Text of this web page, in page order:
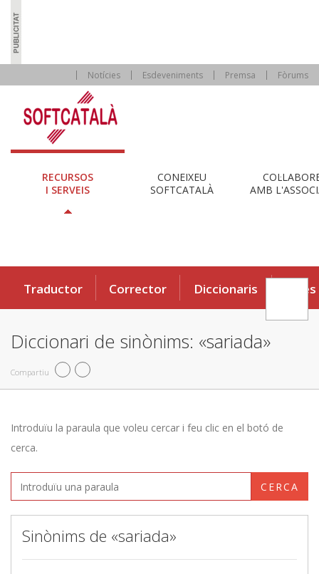
Notícies Esdeveniments Premsa Fòrums
RECURSOS
I SERVEIS
CONEIXEU
SOFTCATALÀ
AMB
Traductor Corrector Diccionaris Eines
Diccionari de sinònims: «sariada»
Compartiu
Introduïu la paraula que voleu cercar i feu clic en el botó de
cerca.
CERCA
Sinònims de «sariada»